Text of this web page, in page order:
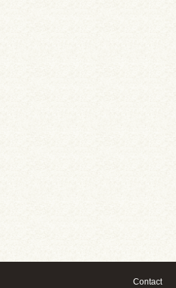
Contact